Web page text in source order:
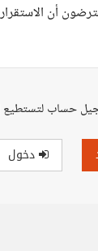
أن
حساب لتستطيع
دخول